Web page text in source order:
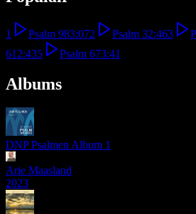
1 Psalm 983:072 Psalm 32:463
61 2:435 Psalm 673:41
Albums
DNP Psalmen Album 1
Arie Maasland
2023